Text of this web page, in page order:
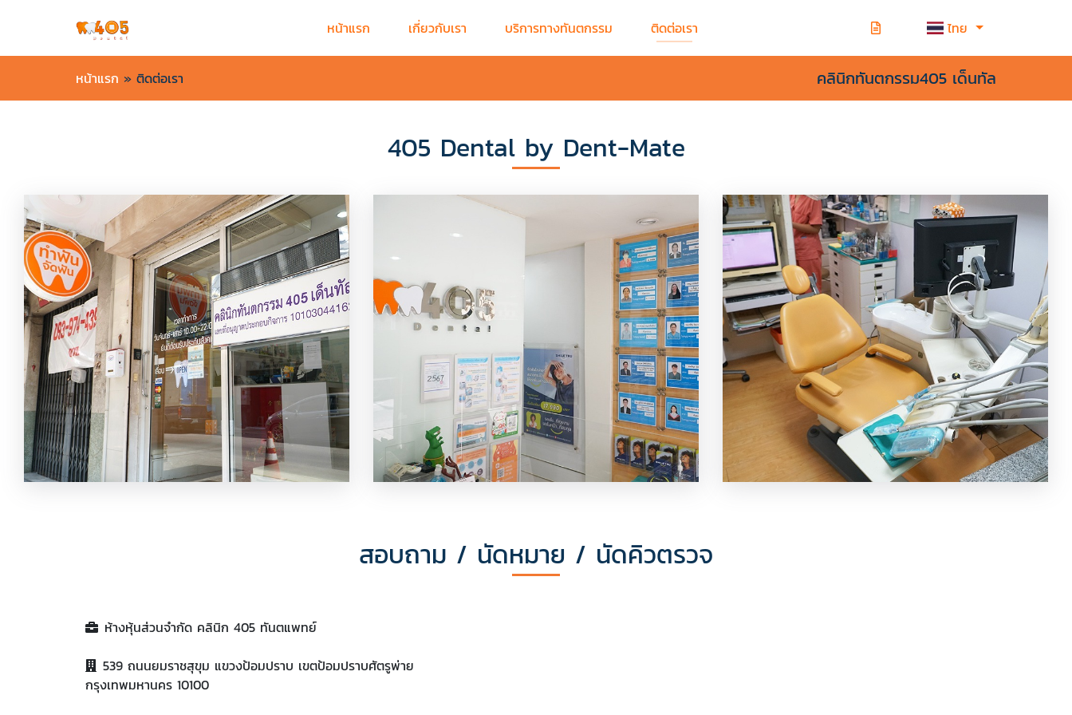
หน้าแรก เกี่ยวกับเรา บริการทางทันตกรรม ติดต่อเรา ไทย
หน้าแรก » ติดต่อเรา คลินิกทันตกรรม405 เด็นทัล
405 Dental by Dent-Mate
คลินิกทำฟันในย่านเยาวราช
สอบถาม / นัดหมาย / นัดคิวตรวจ
ห้างหุ้นส่วนจำกัด คลินิก 405 ทันตแพทย์
539 ถนนยมราชสุขุม แขวงป้อมปราบ เขตป้อมปราบศัตรูพ่าย
กรุงเทพมหานคร 10100